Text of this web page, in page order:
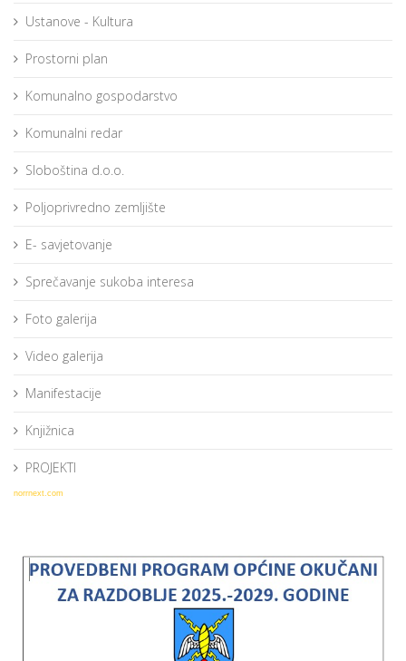
Ustanove - Kultura
Prostorni plan
Komunalno gospodarstvo
Komunalni redar
Sloboština d.o.o.
Poljoprivredno zemljište
E- savjetovanje
Sprečavanje sukoba interesa
Foto galerija
Video galerija
Manifestacije
Knjižnica
PROJEKTI
norrnext.com